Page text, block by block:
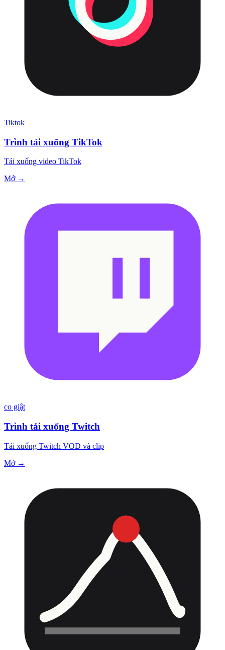
Tiktok
Trình tải xuống TikTok
Tải xuống video TikTok
Mở →
co giật
Trình tải xuống Twitch
Tải xuống Twitch VOD và clip
Mở →